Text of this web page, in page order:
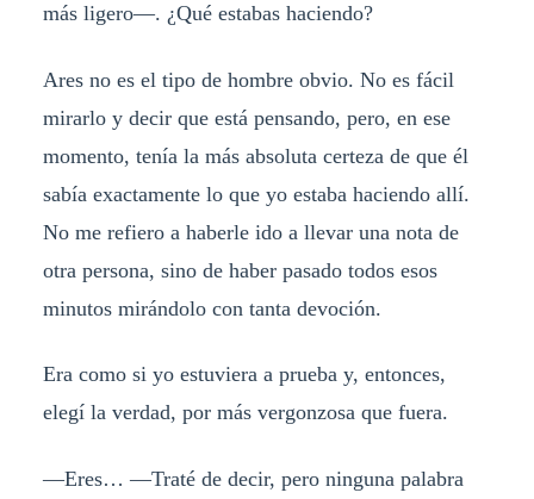
más ligero—. ¿Qué estabas haciendo?
Ares no es el tipo de hombre obvio. No es fácil
mirarlo y decir que está pensando, pero, en ese
momento, tenía la más absoluta certeza de que él
sabía exactamente lo que yo estaba haciendo allí.
No me refiero a haberle ido a llevar una nota de
otra persona, sino de haber pasado todos esos
minutos mirándolo con tanta devoción.
Era como si yo estuviera a prueba y, entonces,
elegí la verdad, por más vergonzosa que fuera.
—Eres… —Traté de decir, pero ninguna palabra